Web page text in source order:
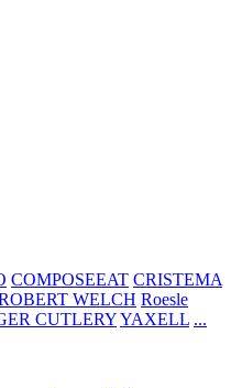
COMPOSEEAT CRISTEMA
WELCH Roesle
CUTLERYYAXELL ...